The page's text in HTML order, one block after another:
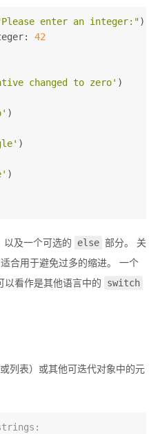
enter an integer:"))
42
changed to zero' )
)
)
)
以及一个可选的 else 部分。 关
适合用于避免过多的缩进。 一个
以看作是其他语言中的 switch
列表）或其他可迭代对象中的元